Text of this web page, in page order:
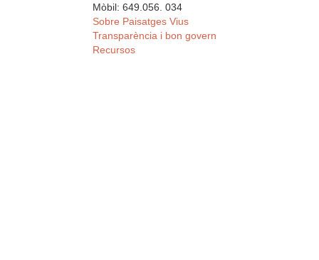
Mòbil: 649.056. 034
Sobre Paisatges Vius
Transparència i bon govern
Recursos